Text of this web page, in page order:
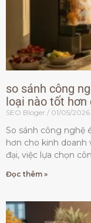
so sánh công
loại nào tốt hơn
SEO Bloger 01/05/2026
So sánh công nghệ
hơn cho kinh doanh
đại, việc lựa chọn
Đọc thêm »